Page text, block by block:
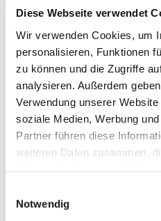
Diese Webseite verwendet
Wir verwenden Cookies, um
personalisieren, Funktionen
zu können und die Zugriffe
analysieren. Außerdem
Verwendung unserer
soziale Medien, Werbung
Partner führen diese
weiteren Daten zusammen,
Notwendig
Dies könnte Sie